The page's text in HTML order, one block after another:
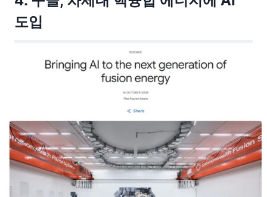
도입